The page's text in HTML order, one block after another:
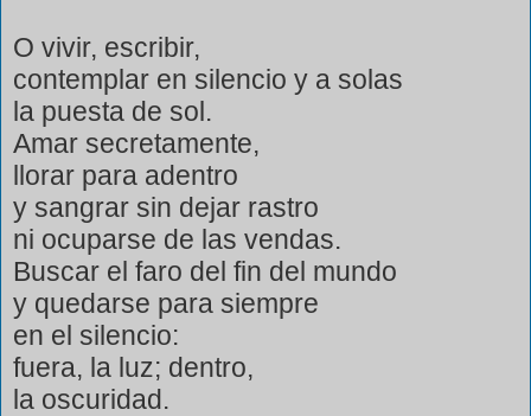
O vivir, escribir,
contemplar en silencio y a solas
la puesta de sol.
Amar secretamente,
llorar para adentro
y sangrar sin dejar rastro
ni ocuparse de las vendas.
Buscar el faro del fin del mundo
y quedarse para siempre
en el silencio:
fuera, la luz; dentro,
la oscuridad.